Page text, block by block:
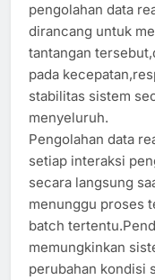
pengolahan data
dirancang untuk
tantangan
pada
stabilitas sistem
menyeluruh.
Pengolahan data
setiap interaksi
secara langsung
menunggu proses
batch
memungkinkan
perubahan kondisi